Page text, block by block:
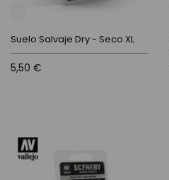
Suelo Salvaje Dry - Seco XL
5,50 €